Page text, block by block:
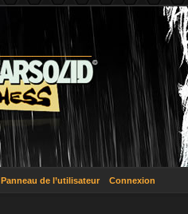
Panneau de l’utilisateur Connexion